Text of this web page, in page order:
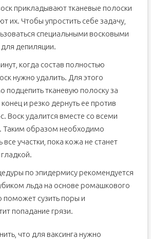
прикладывают тканевые полоски
их. Чтобы упростить себе задачу,
специальными восковыми
депиляции.
когда состав полностью
нужно удалить. Для этого
подцепить тканевую полоску за
и резко дернуть ее против
Воск удалится вместе со всеми
Таким образом необходимо
все участки, пока кожа не станет
по эпидермису рекомендуется
льда на основе ромашкового
поможет сузить поры и
попадание грязи.
что для ваксинга нужно